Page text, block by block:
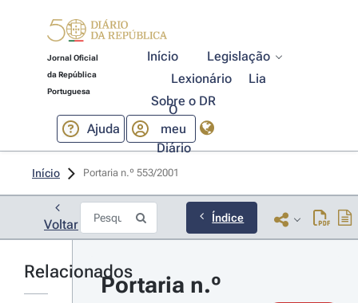
Jornal Oficial
da República
Portuguesa
Início
Legislação
Lexionário
Lia
Sobre o DR
Ajuda
O
meu
Diário
Início Portaria n.º 553/2001
Voltar Índice
Relacionados
Portaria n.º